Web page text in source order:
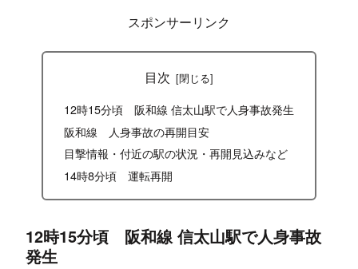
スポンサーリンク
目次
12時15分頃 阪和線 信太山駅で人身事故発生
阪和線 人身事故の再開目安
目撃情報・付近の駅の状況・再開見込みなど
14時8分頃 運転再開
12時15分頃 阪和線 信太山駅で人身事故
発生